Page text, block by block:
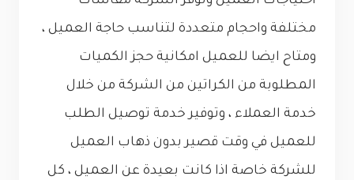
مختلفة واحجام متعددة لتناسب حاجة العميل ،
ومتاح ايضا للعميل امكانية حجز الكميات
المطلوبة من الكراتين من الشركة من خلال
خدمة العملاء ، وتوفير خدمة توصيل الطلب
للعميل في وقت قصير بدون ذهاب العميل
للشركة خاصة اذا كانت بعيدة عن العميل ، كل